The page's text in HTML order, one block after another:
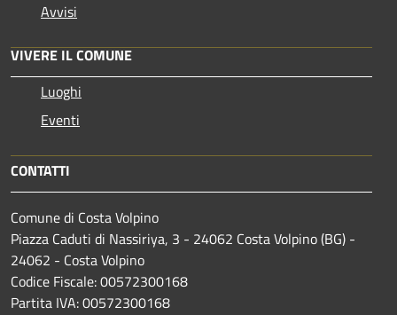
Avvisi
VIVERE IL COMUNE
Luoghi
Eventi
CONTATTI
Comune di Costa Volpino
Piazza Caduti di Nassiriya, 3 - 24062 Costa Volpino (BG) -
24062 - Costa Volpino
Codice Fiscale: 00572300168
Partita IVA: 00572300168